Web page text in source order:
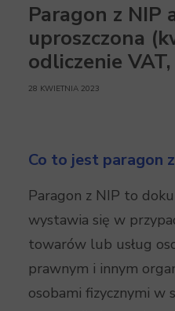
Paragon z NIP
uproszczona
odliczenie
28 KWIETNIA 2023
Co to jest paragon
Paragon z NIP to
wystawia się w
towarów lub usług
prawnym i innym
osobami fizycznymi w